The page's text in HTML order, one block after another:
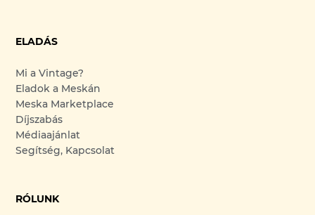
ELADÁS
Mi a Vintage?
Eladok a Meskán
Meska Marketplace
Díjszabás
Médiaajánlat
Segítség, Kapcsolat
RÓLUNK